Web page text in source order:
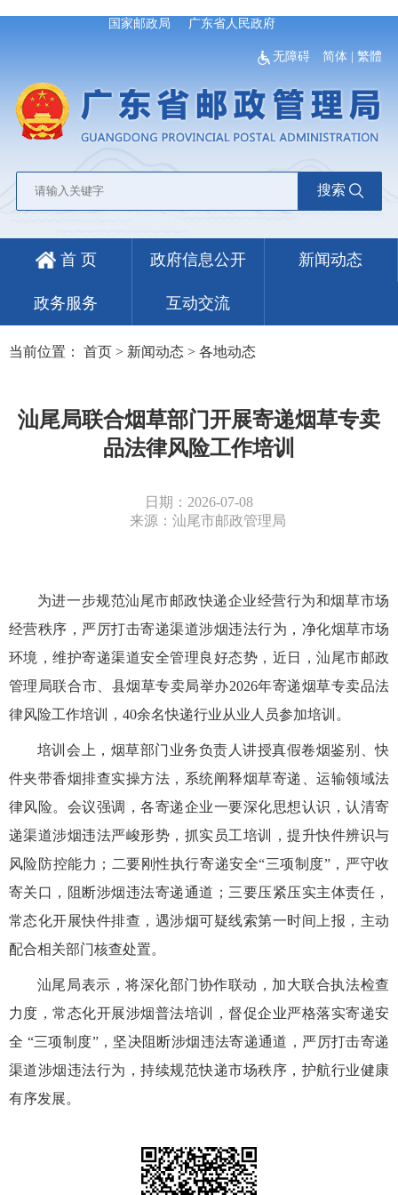
国家邮政局 广东省人民政府
无障碍 简体 |繁體
搜索
首 页 政府信息公开 新闻动态
政务服务 互动交流
当前位置： 首页 > 新闻动态 > 各地动态
汕尾局联合烟草部门开展寄递烟草专卖
品法律风险工作培训
日期：2026-07-08
来源：汕尾市邮政管理局
为进一步规范汕尾市邮政快递企业经营行为和烟草市场
经营秩序，严厉打击寄递渠道涉烟违法行为，净化烟草市场
环境，维护寄递渠道安全管理良好态势，近日，汕尾市邮政
管理 局联合市、县烟草专卖局举办2026年寄递烟草专卖品法
律风险工作培训，40余名快递行业从业人员参加培训。
培训会上，烟草部门 业务负责人讲授真假卷烟鉴别、快
件夹带香烟排查实操方法，系统阐释烟草寄递、运输领域法
律风险。会议强调，各寄递企业一要深化思想认识，认清寄
递渠道涉烟违法严峻形势，抓实员工培训，提升快件辨识与
风险防控能力；二要刚性执行寄递安全“三项制度”，严守收
寄关口，阻断涉烟违法寄递通道；三要压紧压实主体责任，
常态化开展快件排查，遇涉烟可疑线索第一时间上报，主动
配合相关部门核查处置。
汕尾局表示，将深化部门协作联动，加大联合执法检查
力度，常态化开展涉烟普法培训，督促企业严格落实寄递安
全 “三项制度”，坚决阻断涉烟违法寄递通道，严厉打击寄递
渠道涉烟违法行为，持续规范快递市场秩序，护航行业健康
有序发展。